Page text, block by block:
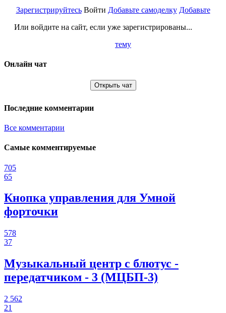
Зарегистрируйтесь
Или войдите на сайт, если уже зарегистрированы...
Войти Добавьте самоделку Добавьте
тему
Онлайн чат
Открыть чат
Последние комментарии
Все комментарии
Самые комментируемые
705
65
Кнопка управления для Умной
форточки
578
37
Музыкальный центр с блютус -
передатчиком - 3 (МЦБП-3)
2 562
21